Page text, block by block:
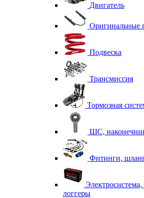
Двигатель
Оригинальные
Подвеска
Трансмиссия
Тормозная
ШС,
Фитинги,
логгеры